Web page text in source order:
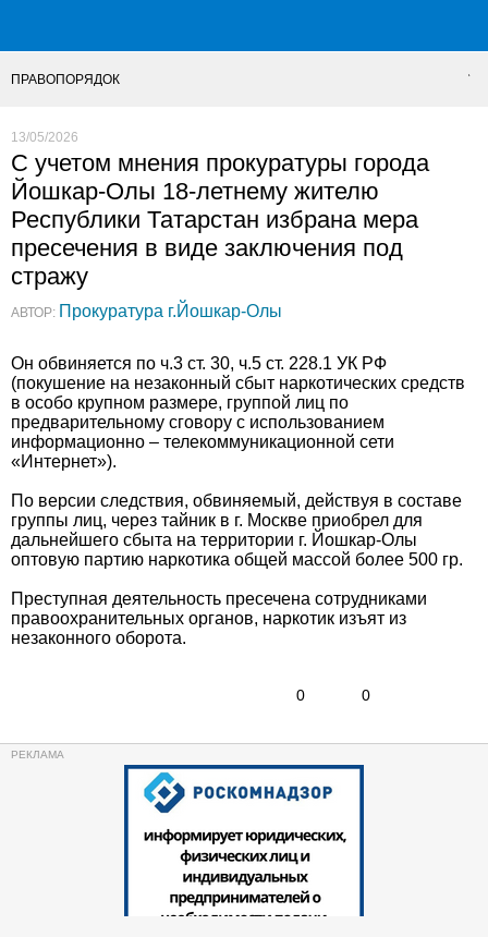
ПРАВОПОРЯДОК
13/05/2026
С учетом мнения прокуратуры города
Йошкар-Олы 18-летнему жителю
Республики Татарстан избрана мера
пресечения в виде заключения под
стражу
АВТОР: Прокуратура г.Йошкар-Олы
Он обвиняется по ч.3 ст. 30, ч.5 ст. 228.1 УК РФ
(покушение на незаконный сбыт наркотических средств
в особо крупном размере, группой лиц по
предварительному сговору с использованием
информационно – телекоммуникационной сети
«Интернет»).
По версии следствия, обвиняемый, действуя в составе
группы лиц, через тайник в г. Москве приобрел для
дальнейшего сбыта на территории г. Йошкар-Олы
оптовую партию наркотика общей массой более 500 гр.
Преступная деятельность пресечена сотрудниками
правоохранительных органов, наркотик изъят из
незаконного оборота.
0 0